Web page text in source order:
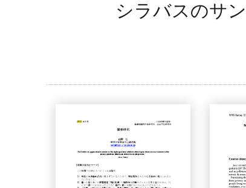
シラバスのサ